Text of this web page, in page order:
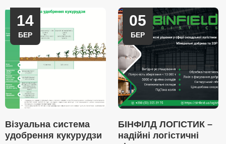
14
БЕР
Візуальна система
удобрення кукурудзи
05
БЕР
БІНФІЛД ЛОГІСТИК –
надійні логістичні